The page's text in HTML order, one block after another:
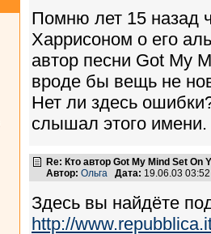
Помню лет 15 назад
Харрисоном о его
автор песни Got My
вроде бы вещь не
Нет ли здесь
слышал этого имени.
Re: Кто автор Got My Mind Set On
Автор: Ольга Дата: 19.06.03
Здесь вы найдёте
http://